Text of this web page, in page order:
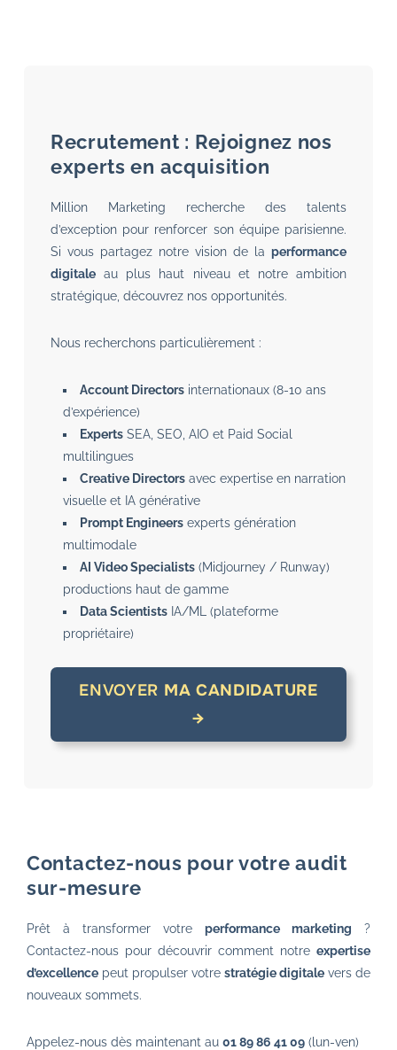
Recrutement : Rejoignez nos
experts en acquisition
Million Marketing recherche des talents
d’exception pour renforcer son équipe parisienne.
Si vous partagez notre vision de laperformance
digitaleau plus haut niveau et notre ambition
stratégique, découvrez nos opportunités.
Nous recherchons particulièrement :
Account Directorsinternationaux (8-10 ans
d’expérience)
ExpertsSEA, SEO, AIO et Paid Social
multilingues
Creative Directorsavec expertise en narration
visuelle et IA générative
Prompt Engineersexperts génération
multimodale
AI Video Specialists(Midjourney / Runway)
productions haut de gamme
Data ScientistsIA/ML (plateforme
propriétaire)
ENVOYER MA CANDIDATURE
→
Contactez-nous pour votre audit
sur-mesure
Prêt à transformer votre performance marketing ?
Contactez-nous pour découvrir comment notre expertise
d’excellence peut propulser votre stratégie digitale vers de
nouveaux sommets.
Appelez-nous dès maintenant au 01 89 86 41 09 (lun-ven)